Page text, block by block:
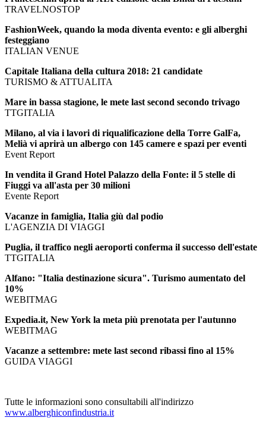
TRAVELNOSTOP
FashionWeek, quando la moda diventa evento: e gli alberghi
festeggiano
ITALIAN VENUE
Capitale Italiana della cultura 2018: 21 candidate
TURISMO & ATTUALITA
Mare in bassa stagione, le mete last second secondo trivago
TTGITALIA
Milano, al via i lavori di riqualificazione della Torre GalFa,
Melià vi aprirà un albergo con 145 camere e spazi per eventi
Event Report
In vendita il Grand Hotel Palazzo della Fonte: il 5 stelle di
Fiuggi va all'asta per 30 milioni
Evente Report
Vacanze in famiglia, Italia giù dal podio
L'AGENZIA DI VIAGGI
Puglia, il traffico negli aeroporti conferma il successo dell'estate
TTGITALIA
Alfano: "Italia destinazione sicura". Turismo aumentato del
10%
WEBITMAG
Expedia.it, New York la meta più prenotata per l'autunno
WEBITMAG
Vacanze a settembre: mete last second ribassi fino al 15%
GUIDA VIAGGI
Tutte le informazioni sono consultabili all'indirizzo
www.alberghiconfindustria.it